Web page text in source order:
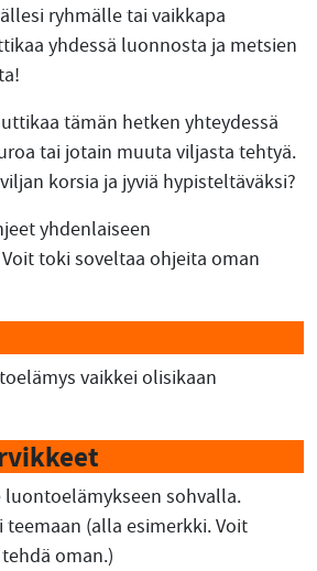
ryhmälle tai vaikkapa
yhdessä luonnosta ja metsien
tämän hetken yhteydessä
tai jotain muuta viljasta tehtyä.
korsia ja jyviä hypisteltäväksi?
yhdenlaiseen
toki soveltaa ohjeita oman
vaikkei olisikaan
luontoelämykseen sohvalla.
(alla esimerkki. Voit
oman.)